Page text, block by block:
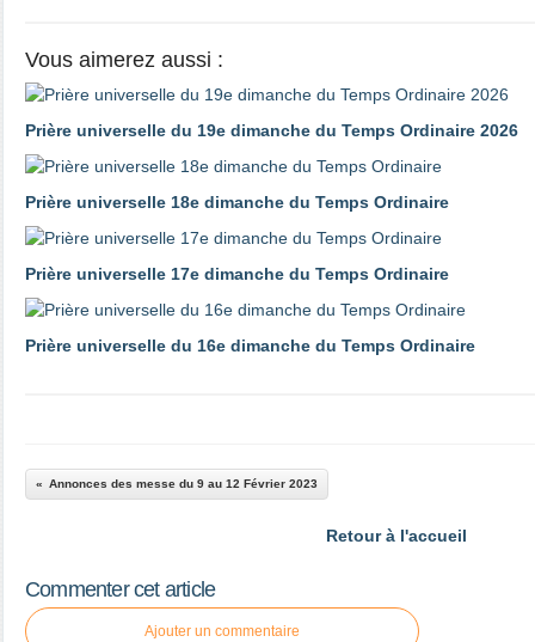
Vous aimerez aussi :
Prière universelle du 19e dimanche du Temps Ordinaire 2026
Prière universelle 18e dimanche du Temps Ordinaire
Prière universelle 17e dimanche du Temps Ordinaire
Prière universelle du 16e dimanche du Temps Ordinaire
Annonces des messe du 9 au 12 Février 2023
Retour à l'accueil
Commenter cet article
Ajouter un commentaire